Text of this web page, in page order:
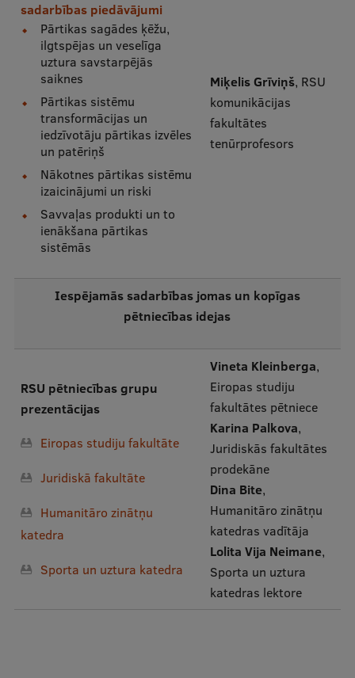
Par RSU
Studentu dzīve
Studiju norises vietas
Fakultātes
Mūsu cilvēki
Stratēģija
Vēsture un tradīcijas
Aula
Reitingi
sadarbības piedāvājumi
Pārtikas sagādes ķēžu,
ilgtspējas un veselīga
uztura savstarpējās
saiknes
Pārtikas sistēmu
transformācijas un
iedzīvotāju pārtikas izvēles
un patēriņš
Nākotnes pārtikas sistēmu
izaicinājumi un riski
Savvaļas produkti un to
ienākšana pārtikas
sistēmās
Miķelis Grīviņš, RSU
komunikācijas
fakultātes
tenūrprofesors
Iespējamās sadarbības jomas un kopīgas
pētniecības idejas
RSU pētniecības grupu
prezentācijas
Eiropas studiju fakultāte
Juridiskā fakultāte
Humanitāro zinātņu
katedra
Sporta un uztura katedra
Vineta Kleinberga,
Eiropas studiju
fakultātes pētniece
Karina Palkova,
Juridiskās fakultātes
prodekāne
Dina Bite,
Humanitāro zinātņu
katedras vadītāja
Lolita Vija Neimane,
Sporta un uztura
katedras lektore